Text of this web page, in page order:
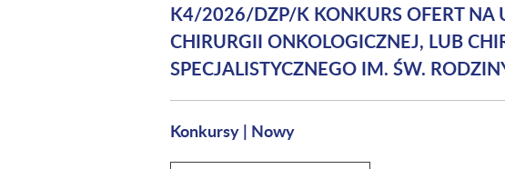
K4/2026/DZP/K KONKURS OFERT NA
CHIRURGII ONKOLOGICZNEJ, LUB
SPECJALISTYCZNEGO IM. ŚW.
Konkursy| Nowy